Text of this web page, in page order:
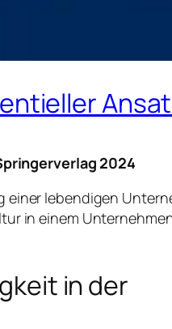
2024
einer lebendigen
in einem
in der